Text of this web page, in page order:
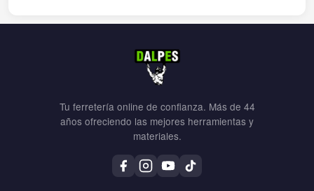
Tu ferretería online de confianza. Más de 44
años ofreciendo las mejores herramientas y
materiales.